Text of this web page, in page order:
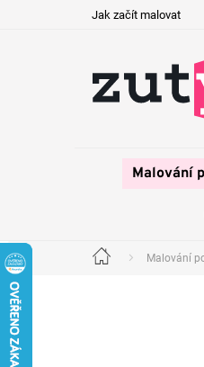
Jak začít malovat
Malování
Domů Malování